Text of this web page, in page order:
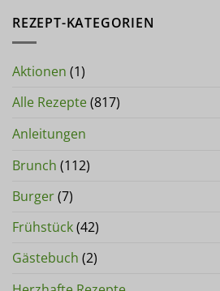
REZEPT-KATEGORIEN
Aktionen (1)
Alle Rezepte(817)
Anleitungen
Brunch (112)
Burger(7)
Frühstück(42)
Gästebuch (2)